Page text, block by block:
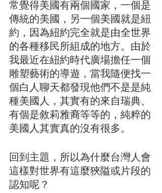
常覺得美國有兩個國家，一個是
傳統的美國，另一個美國就是紐
約，因為紐約完全就是由全世界
的各種移民所組成的地方。由於
我最近在紐約時代廣場擔任一個
雕塑藝術的導遊，當我隨便找一
個白人聊天都發現他們不是是純
種美國人，其實有的來自瑞典、
有個是敘莉雅裔等等的，純粹的
美國人其實真的沒有很多。
回到主題，所以為什麼台灣人會
這樣對世界有這麼狹隘或片段的
認知呢？